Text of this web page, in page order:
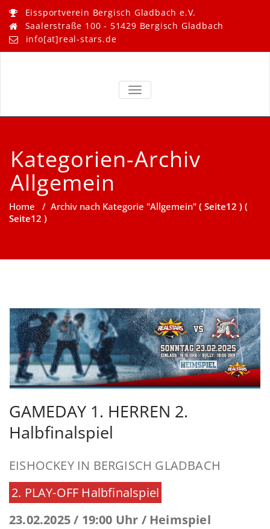
content
Eissportverein Bergisch Gladbach e.V.
Saalerstraße 100 - 51429 Bergisch Gladbach
info[at]real-stars.de
Real Stars –
TOGGLE NAVIGATION
Kategorien-Archiv
Allgemein
Home / Archiv nach Kategorie "Allgemein" ( Seite12 ) (
Seite12 )
GAMEDAY 1. HERREN 2.
Halbfinalspiel
EISHOCKEY IN BERGISCH GLADBACH
2. PLAY-OFF Halbfinalspiel
23.02.2025 / 19:00 Uhr / Heimspiel